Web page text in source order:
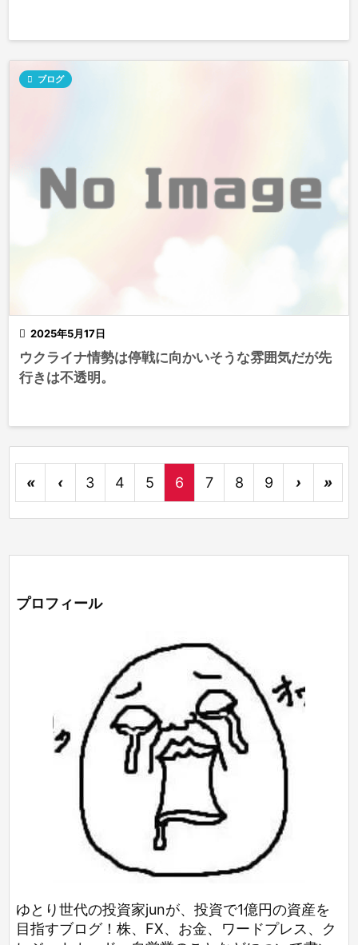
 2025年5月17日
 ブログ
ウクライナ情勢は停戦に向かいそうな雰囲気だが先
行きは不透明。
« ‹ 3 4 5 6 7 8 9 › »
プロフィール
ゆとり世代の投資家junが、投資で1億円の資産を
目指すブログ！株、FX、お金、ワードプレス、ク